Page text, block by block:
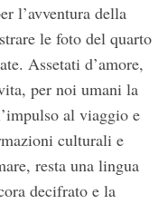
l’avventura della
le foto del quarto
Assetati d’amore,
per noi umani la
al viaggio e
culturali e
resta una lingua
decifrato e la